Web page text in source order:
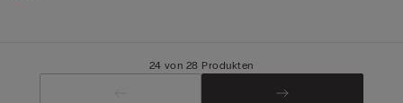
24 von 28 Produkten